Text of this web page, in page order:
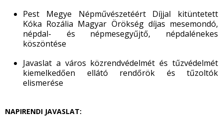
Pest Megye Népművészetéért Díjjal kitüntetett
Kóka Rozália Magyar Örökség díjas mesemondó,
népdal- és népmesegyűjtő, népdalénekes
köszöntése
Javaslat a város közrendvédelmét és tűzvédelmét
kiemelkedően ellátó rendőrök és tűzoltók
elismerése
NAPIRENDI JAVASLAT: